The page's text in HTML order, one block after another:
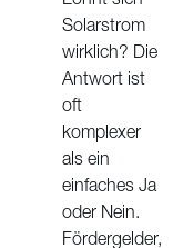
Solarstrom
wirklich? Die
Antwort ist
oft
komplexer
als ein
einfaches Ja
oder Nein.
Fördergelder,